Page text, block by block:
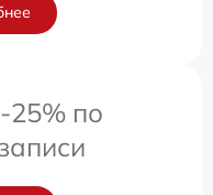
25% по